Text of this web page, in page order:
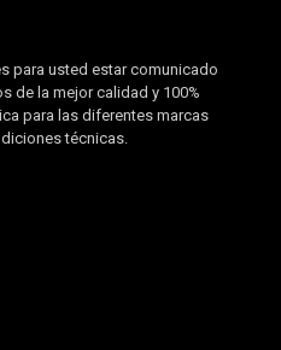
para usted estar comunicado
de la mejor calidad y 100%
para las diferentes marcas
técnicas.